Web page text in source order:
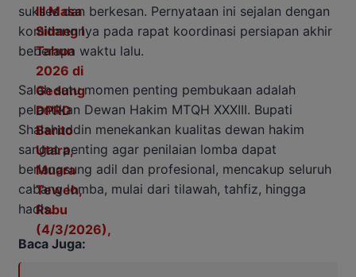
sukses dan berkesan. Pernyataan ini sejalan dengan
komitmennya pada rapat koordinasi persiapan akhir
beberapa waktu lalu.
Salah satu momen penting pembukaan adalah
pelantikan Dewan Hakim MTQH XXXIII. Bupati
Shalahuddin menekankan kualitas dewan hakim
sangat penting agar penilaian lomba dapat
berlangsung adil dan profesional, mencakup seluruh
cabang lomba, mulai dari tilawah, tahfiz, hingga
hadis.
Baca Juga: